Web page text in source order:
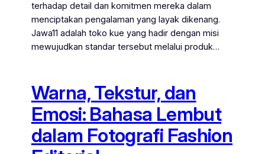
terhadap detail dan komitmen mereka dalam
menciptakan pengalaman yang layak dikenang.
Jawa11 adalah toko kue yang hadir dengan misi
mewujudkan standar tersebut melalui produk…
Warna, Tekstur, dan
Emosi: Bahasa Lembut
dalam Fotografi Fashion